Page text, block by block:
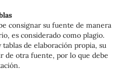
consignar su fuente de manera
es considerado como plagio.
de elaboración propia, su
de otra fuente, por lo que debe